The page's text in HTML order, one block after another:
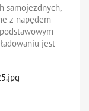
samojezdnych,
z napędem
jest